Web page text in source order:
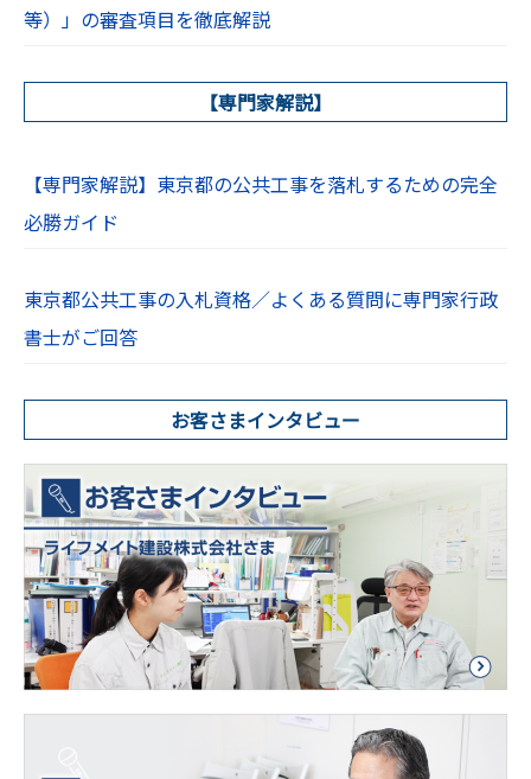
等）」の審査項目を徹底解説
【専門家解説】
【専門家解説】東京都の公共工事を落札するための完全
必勝ガイド
東京都公共工事の入札資格／よくある質問に専門家行政
書士がご回答
お客さまインタビュー